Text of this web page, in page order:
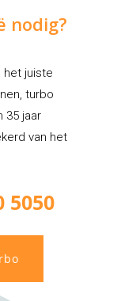
nodig?
het juiste
turbo
35 jaar
van het
5050